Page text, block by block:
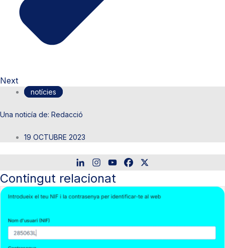
Next
notícies
Redacció
19 OCTUBRE 2023
Contingut relacionat